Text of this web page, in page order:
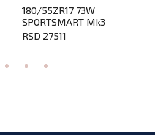
180/55ZR17 73W
SPORTSMART Mk3
RSD 27511